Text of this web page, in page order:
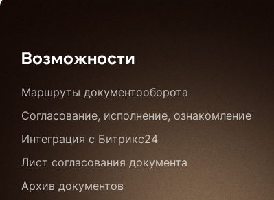
Возможности
Маршруты документооборота
Согласование, исполнение, ознакомление
Интеграция с Битрикс24
Лист согласования документа
Архив документов